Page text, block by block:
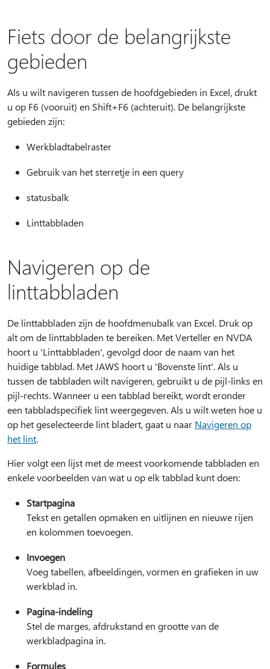
Fiets door de belangrijkste
gebieden
Als u wilt navigeren tussen de hoofdgebieden in Excel, drukt
u op F6 (vooruit) en Shift+F6 (achteruit). De belangrijkste
gebieden zijn:
Werkbladtabelraster
Gebruik van het sterretje in een query
statusbalk
Linttabbladen
Navigeren op de
linttabbladen
De linttabbladen zijn de hoofdmenubalk van Excel. Druk op
alt om de linttabbladen te bereiken. Met Verteller en NVDA
hoort u 'Linttabbladen', gevolgd door de naam van het
huidige tabblad. Met JAWS hoort u 'Bovenste lint'. Als u
tussen de tabbladen wilt navigeren, gebruikt u de pijl-links en
pijl-rechts. Wanneer u een tabblad bereikt, wordt eronder
een tabbladspecifiek lint weergegeven. Als u wilt weten hoe u
op het geselecteerde lint bladert, gaat u naar Navigeren op
het lint.
Hier volgt een lijst met de meest voorkomende tabbladen en
enkele voorbeelden van wat u op elk tabblad kunt doen:
Startpagina
Tekst en getallen opmaken en uitlijnen en nieuwe rijen
en kolommen toevoegen.
Invoegen
Voeg tabellen, afbeeldingen, vormen en grafieken in uw
werkblad in.
Pagina-indeling
Stel de marges, afdrukstand en grootte van de
werkbladpagina in.
Formules